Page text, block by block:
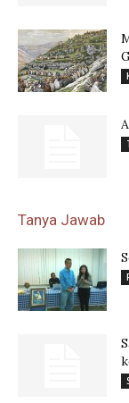
Tanya Jawab